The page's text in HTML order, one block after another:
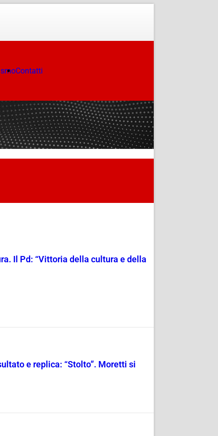
Contatti
Il Pd: “Vittoria della cultura e della
e replica: “Stolto”. Moretti si